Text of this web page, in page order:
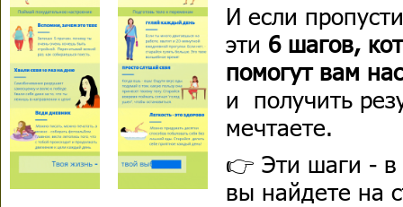
И если
эти 6 шагов,
помогут вам
и получить
мечтаете.
👉 Эти шаги -
вы найдете на